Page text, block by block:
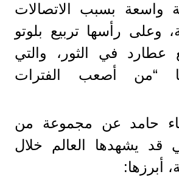
واسعة بسبب الاتصالات
وعلى رأسها تربيع بلوتو
عطارد في الثور، والتي
“من أصعب الفترات
حامد عن مجموعة من
قد يشهدها العالم خلال
أبرزها: